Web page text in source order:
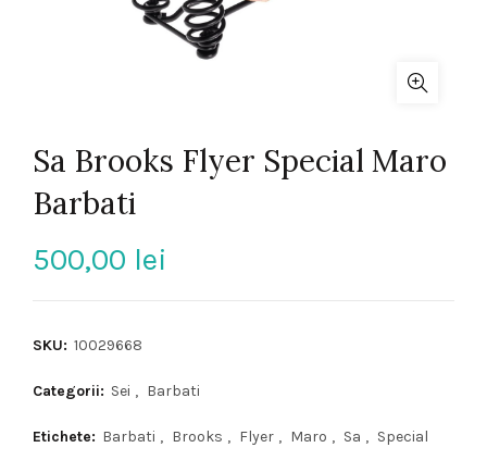
Sa Brooks Flyer Special Maro
Barbati
500,00 lei
SKU: 10029668
Categorii: Sei , Barbati
Etichete: Barbati , Brooks , Flyer , Maro , Sa , Special